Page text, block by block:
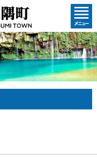
コンテ
ンツメ
ニュー